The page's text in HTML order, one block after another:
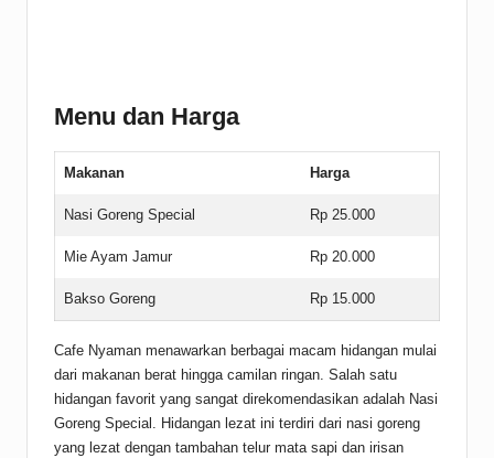
Menu dan Harga
Makanan Harga
Nasi Goreng Special Rp 25.000
Mie Ayam Jamur Rp 20.000
Bakso Goreng Rp 15.000
Cafe Nyaman menawarkan berbagai macam hidangan mulai
dari makanan berat hingga camilan ringan. Salah satu
hidangan favorit yang sangat direkomendasikan adalah Nasi
Goreng Special. Hidangan lezat ini terdiri dari nasi goreng
yang lezat dengan tambahan telur mata sapi dan irisan